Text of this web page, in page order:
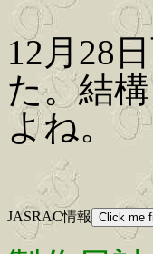
12月28
た。結
よね。
JASRAC情報